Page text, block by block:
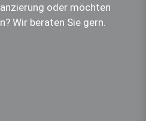
oder möchten
Wir beraten Sie gern.